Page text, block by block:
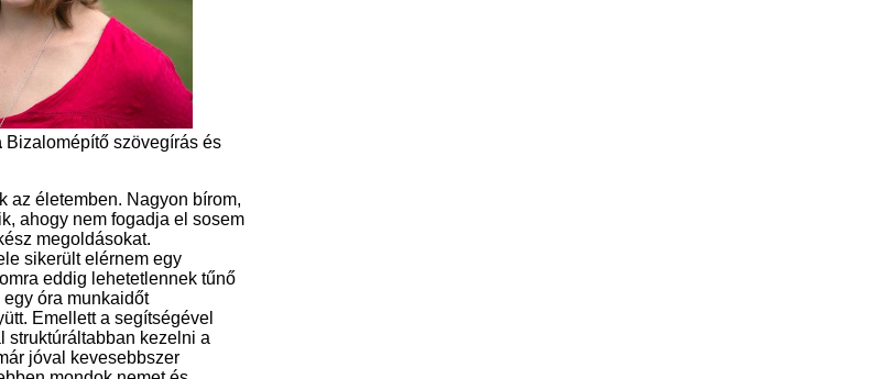
Bizalomépítő szövegírás és
az életemben. Nagyon bírom,
ahogy nem fogadja el sosem
megoldásokat.
sikerült elérnem egy
eddig lehetetlennek tűnő
óra munkaidőt
Emellett a segítségével
struktúráltabban kezelni a
jóval kevesebbszer